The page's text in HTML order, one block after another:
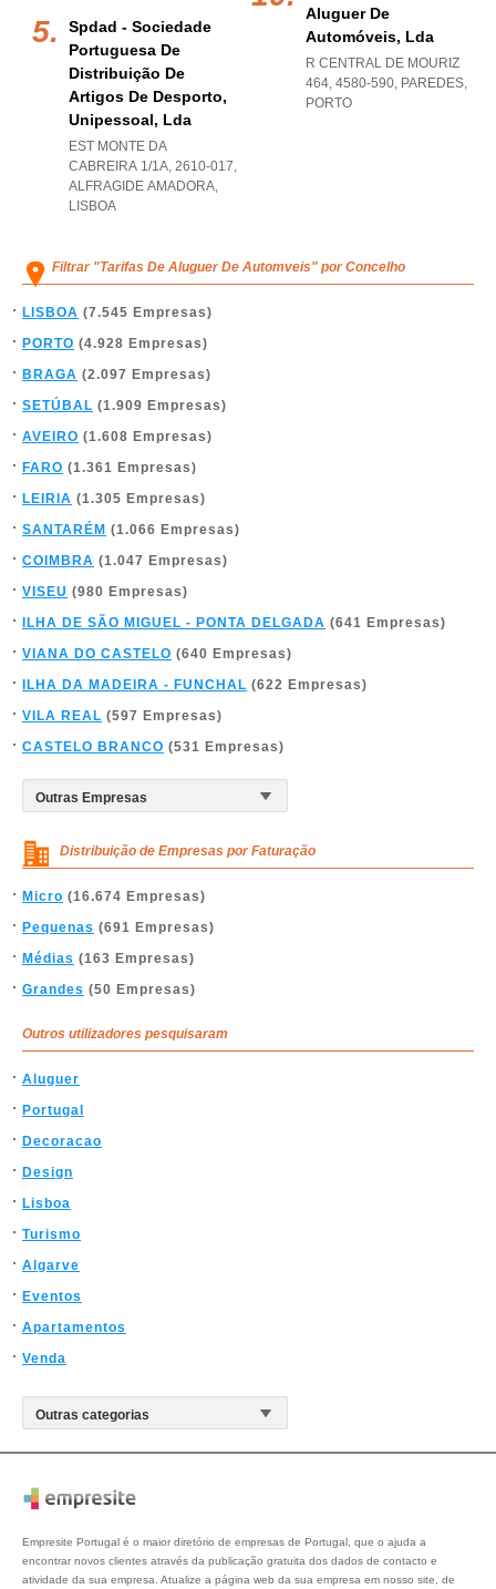
Spdad - Sociedade
Portuguesa De
Distribuição De
Artigos De Desporto,
Unipessoal, Lda
EST MONTE DA
CABREIRA 1/1A, 2610-017,
ALFRAGIDE AMADORA,
LISBOA
Aluguer De
Automóveis, Lda
R CENTRAL DE MOURIZ
464, 4580-590, PAREDES,
PORTO
Filtrar "Tarifas De Aluguer De Automveis" por Concelho
LISBOA (7.545 Empresas)
PORTO (4.928 Empresas)
BRAGA (2.097 Empresas)
SETÚBAL (1.909 Empresas)
AVEIRO (1.608 Empresas)
FARO (1.361 Empresas)
LEIRIA (1.305 Empresas)
SANTARÉM (1.066 Empresas)
COIMBRA (1.047 Empresas)
VISEU (980 Empresas)
ILHA DE SÃO MIGUEL - PONTA DELGADA (641 Empresas)
VIANA DO CASTELO (640 Empresas)
ILHA DA MADEIRA - FUNCHAL (622 Empresas)
VILA REAL (597 Empresas)
CASTELO BRANCO (531 Empresas)
Distribuição de Empresas por Faturação
Micro (16.674 Empresas)
Pequenas (691 Empresas)
Médias (163 Empresas)
Grandes (50 Empresas)
Outros utilizadores pesquisaram
Aluguer
Portugal
Decoracao
Design
Lisboa
Turismo
Algarve
Eventos
Apartamentos
Venda
Empresite Portugal é o maior diretório de empresas de Portugal, que o ajuda a
encontrar novos clientes através da publicação gratuita dos dados de contacto e
atividade da sua empresa. Atualize a página web da sua empresa em nosso site, de